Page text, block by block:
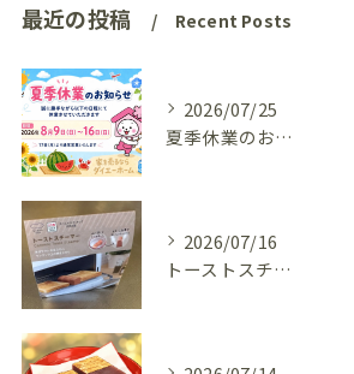
最近の投稿 Recent Posts
2026/07/25
夏季休業のお知らせ
2026/07/16
トーストスチーマーで、いつものパンが少し変わった話